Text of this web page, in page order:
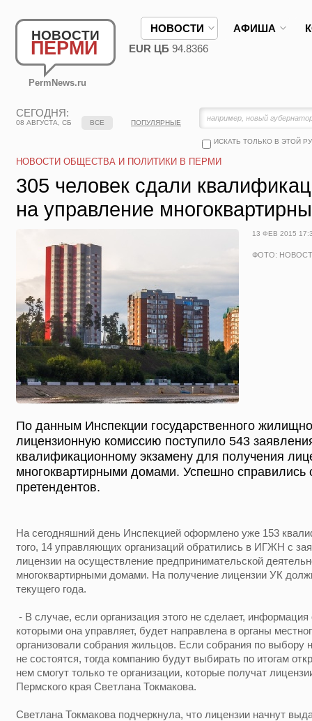
НОВОСТИ
ПЕРМИ
PermNews.ru
НОВОСТИ АФИША
EUR ЦБ 94.8366
СЕГОДНЯ:
08 АВГУСТА, СБ
ИСКАТЬ ТОЛЬКО В ЭТОЙ
ВСЕ ПОПУЛЯРНЫЕ
НОВОСТИ ОБЩЕСТВА И ПОЛИТИКИ В ПЕРМИ
305 человек сдали
на управление
13 ФЕВ 2015
ФОТО:
По данным Инспекции государственного
лицензионную комиссию поступило 543
квалификационному экзамену для получения
многоквартирными домами. Успешно справились
претендентов.
На сегодняшний день Инспекцией оформлено уже 153
того, 14 управляющих организаций обратились в ИГЖН с
лицензии на осуществление предпринимательской
многоквартирными домами. На получение лицензии УК
текущего года.
- В случае, если организация этого не сделает,
которыми она управляет, будет направлена в органы
организовали собрания жильцов. Если собрания по выбору
не состоятся, тогда компанию будут выбирать по итогам
нем смогут только те организации, которые получат
Пермского края Светлана Токмакова.
Светлана Токмакова подчеркнула, что лицензии начнут